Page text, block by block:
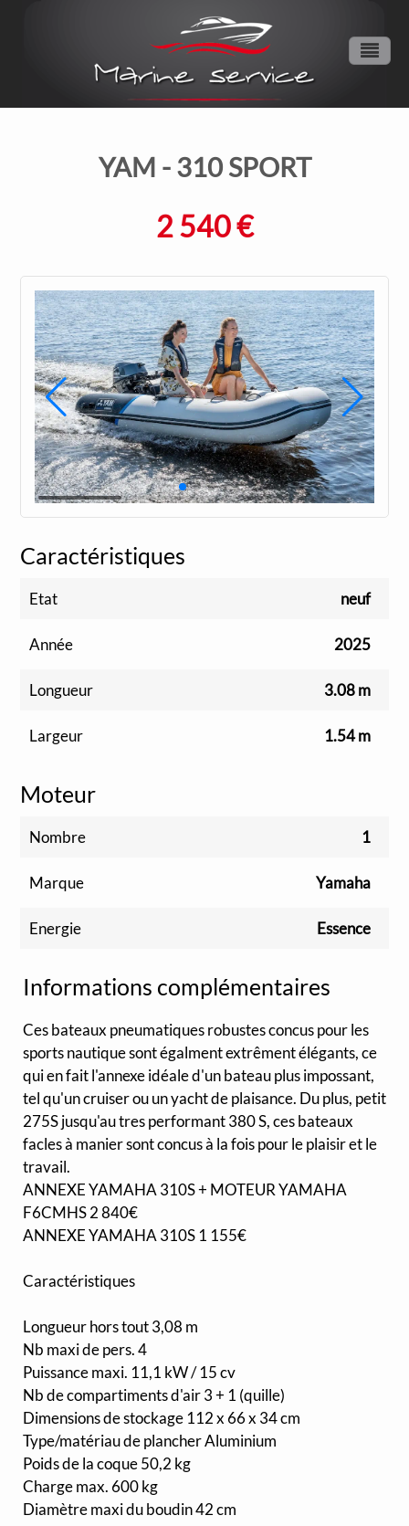
YAM - 310 SPORT
2 540 €
Caractéristiques
Etat neuf
Année 2025
Longueur 3.08 m
Largeur 1.54 m
Moteur
Nombre 1
Marque Yamaha
Energie Essence
Informations complémentaires
Ces bateaux pneumatiques robustes concus pour les
sports nautique sont égalment extrêment élégants, ce
qui en fait l'annexe idéale d'un bateau plus impossant,
tel qu'un cruiser ou un yacht de plaisance. Du plus, petit
275S jusqu'au tres performant 380 S, ces bateaux
facles à manier sont concus à la fois pour le plaisir et le
travail.
ANNEXE YAMAHA 310S + MOTEUR YAMAHA
F6CMHS 2 840€
ANNEXE YAMAHA 310S 1 155€
Caractéristiques
Longueur hors tout 3,08 m
Nb maxi de pers. 4
Puissance maxi. 11,1 kW / 15 cv
Nb de compartiments d'air 3 + 1 (quille)
Dimensions de stockage 112 x 66 x 34 cm
Type/matériau de plancher Aluminium
Poids de la coque 50,2 kg
Charge max. 600 kg
Diamètre maxi du boudin 42 cm